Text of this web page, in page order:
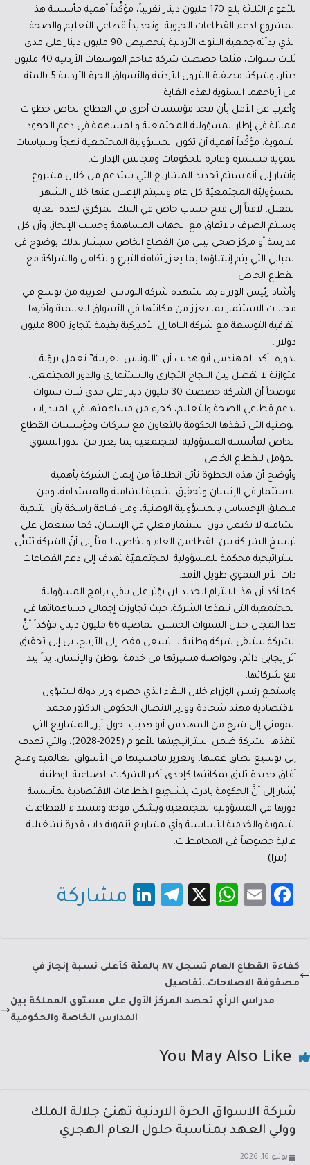
للأعوام الثلاثة بلغ 170 مليون دينار تقريباً، مؤكِّداً أهمية مأسسة هذا
المشروع لدعم القطاعات الحيوية، وتحديداً قطاعي التعليم والصحة،
الذي بدأته جمعية البنوك الأردنية بتخصيص 90 مليون دينار على مدى
ثلاث سنوات، مثلما خصصت شركة مناجم الفوسفات الأردنية 40 مليون
دينار، وشركتا مصفاة البترول الأردنية والأسواق الحرة الأردنية 5 بالمئة
من أرباحهما السنوية لهذه الغاية.
وأعرب عن الأمل بأن تتخذ مؤسسات أخرى في القطاع الخاص خطوات
مماثلة في إطار المسؤولية المجتمعية والمساهمة في دعم الجهود
التنموية، مؤكِّداً أهمية أن تكون المسؤولية المجتمعية نهجاً وسياسات
تنموية مستمرة وعابرة للحكومات ومجالس الإدارات.
وأشار إلى أنه سيتم تحديد المشاريع التي ستدعم من خلال مشروع
المسؤوليَّة المجتمعيَّة كل عام وسيتم الإعلان عنها خلال الشهر
المقبل، لافتاً إلى فتح حساب خاص في البنك المركزي لهذه الغاية
وسيتم الصرف بالاتفاق مع الجهات المساهمة وحسب الإنجاز، وأن كل
مدرسة أو مركز صحي يبنى من القطاع الخاص سيشار لذلك بوضوح في
المباني التي يتم إنشاؤها بما يعزز ثقافة التبرع والتكافل والشراكة مع
القطاع الخاص.
وأشاد رئيس الوزراء بما تشهده شركة البوتاس العربية من توسع في
مجالات الاستثمار بما يعزز من مكانتها في الأسواق العالمية وآخرها
اتفاقية التوسعة مع شركة البامارل الأميركية بقيمة تتجاوز 800 مليون
دولار .
بدوره، أكد المهندس أبو هديب أن “البوتاس العربية” تعمل برؤية
متوازنة لا تفصل بين النجاح التجاري والاستثماري والدور المجتمعي،
موضحاً أن الشركة خصصت 30 مليون دينار على مدى ثلاث سنوات
لدعم قطاعي الصحة والتعليم، كجزء من مساهمتها في المبادرات
الوطنية التي تنفذها الحكومة بالتعاون مع شركات ومؤسسات القطاع
الخاص لمأسسة المسؤولية المجتمعية بما يعزز من الدور التنموي
المؤمل للقطاع الخاص.
وأوضح أن هذه الخطوة تأتي انطلاقاً من إيمان الشركة بأهمية
الاستثمار في الإنسان وتحقيق التنمية الشاملة والمستدامة، ومن
منطلق الإحساس بالمسؤولية الوطنية، ومن قناعة راسخة بأن التنمية
الشاملة لا تكتمل دون استثمار فعلي في الإنسان، كما ستعمل على
ترسيخ الشراكة بين القطاعين العام والخاص، لافتاً إلى أنَّ الشركة تتبنَّى
استراتيجية محكمة للمسؤولية المجتمعيَّة تهدف إلى دعم القطاعات
ذات الأثر التنموي طويل الأمد.
كما أكد أن هذا الالتزام الجديد لن يؤثر على باقي برامج المسؤولية
المجتمعية التي تنفذها الشركة، حيث تجاوزت إجمالي مساهماتها في
هذا المجال خلال السنوات الخمس الماضية 66 مليون دينار، مؤكداً أنَّ
الشركة ستبقى شركة وطنية لا تسعى فقط إلى الأرباح، بل إلى تحقيق
أثر إيجابي دائم، ومواصلة مسيرتها في خدمة الوطن والإنسان، يداً بيد
مع شركائها.
واستمع رئيس الوزراء خلال اللقاء الذي حضره وزير دولة للشؤون
الاقتصادية مهند شحادة ووزير الاتصال الحكومي الدكتور محمد
المومني إلى شرح من المهندس أبو هديب، حول أبرز المشاريع التي
تنفذها الشركة ضمن استراتيجيتها للأعوام (2025-2028)، والتي تهدف
إلى توسيع نطاق عملها، وتعزيز تنافسيتها في الأسواق العالمية وفتح
آفاق جديدة تليق بمكانتها كإحدى أكبر الشركات الصناعية الوطنية.
يُشار إلى أنَّ الحكومة بادرت بتشجيع القطاعات الاقتصادية لمأسسة
دورها في المسؤولية المجتمعية وبشكل موجه ومستدام للقطاعات
التنموية والخدمية الأساسية وأي مشاريع تنموية ذات قدرة تشغيلية
عالية خصوصاً في المحافظات.
— (بترا)
Fa
b
o
ok
E
W
sA
p
p
X
Te
a
Li
dI
مشاركة
كفاءة القطاع العام تسجل ٨٧ بالمئة كأعلى نسبة إنجاز في
مصفوفة الاصلاحات..تفاصيل
مدراس الرأي تحصد المركز الأول على مستوى المملكة بين
المدارس الخاصة والحكومية
You May Also Like
شركة الاسواق الحرة الاردنية تهنئ جلالة الملك
وولي العهد بمناسبة حلول العام الهجري
يونيو 16, 2026